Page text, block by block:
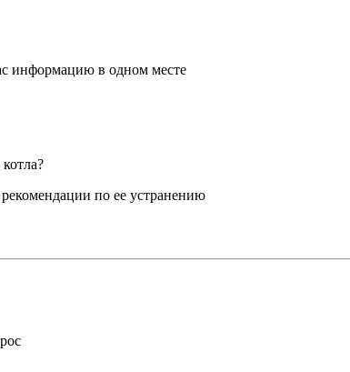
информацию в одном месте
по ее устранению